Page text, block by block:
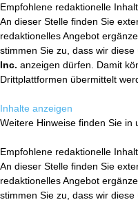
Empfohlene redaktionelle
An dieser Stelle finden Sie
redaktionelles Angebot
stimmen Sie zu, dass wir
Inc. anzeigen dürfen. Damit
Drittplattformen übermittelt
Inhalte anzeigen
Weitere Hinweise finden Sie in
Empfohlene redaktionelle
An dieser Stelle finden Sie
redaktionelles Angebot
stimmen Sie zu, dass wir